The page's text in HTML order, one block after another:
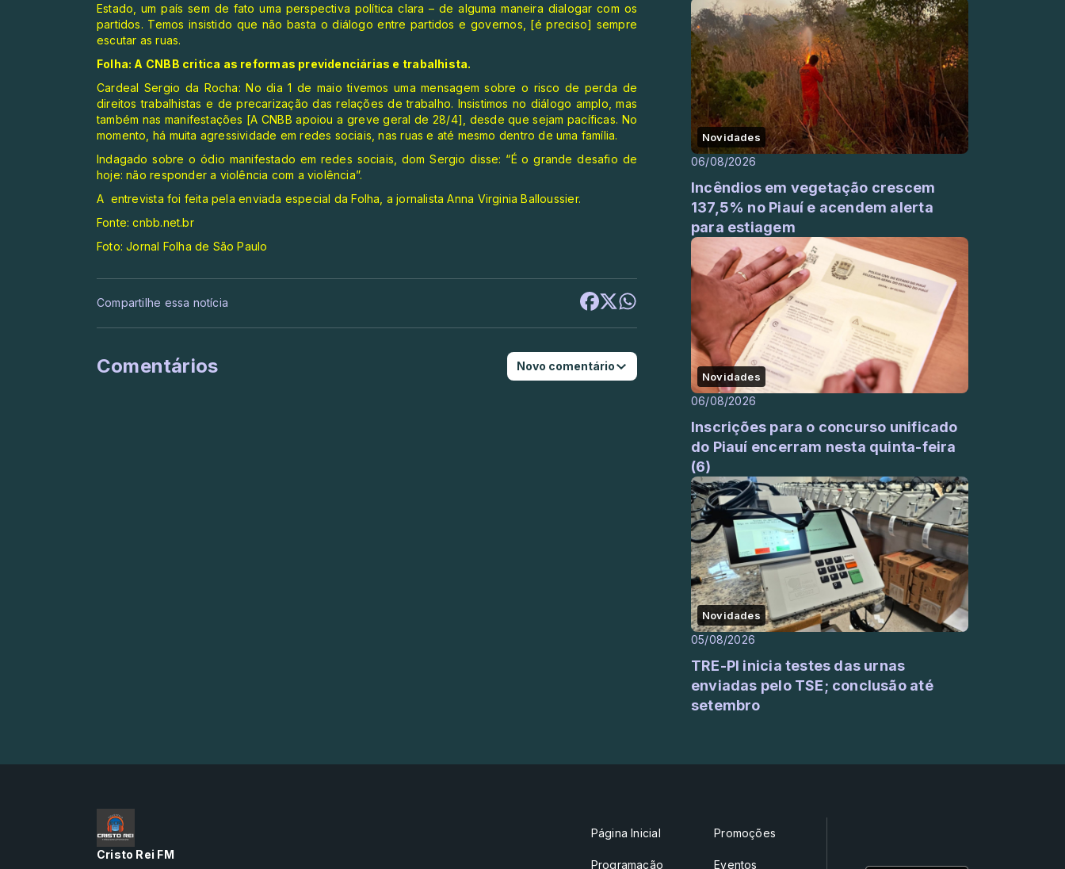
Estado, um país sem de fato uma perspectiva política clara – de alguma maneira dialogar com os
partidos. Temos insistido que não basta o diálogo entre partidos e governos, [é preciso] sempre
escutar as ruas.
Folha: A CNBB critica as reformas previdenciárias e trabalhista.
Cardeal Sergio da Rocha: No dia 1 de maio tivemos uma mensagem sobre o risco de perda de
direitos trabalhistas e de precarização das relações de trabalho. Insistimos no diálogo amplo, mas
também nas manifestações [A CNBB apoiou a greve geral de 28/4], desde que sejam pacíficas. No
momento, há muita agressividade em redes sociais, nas ruas e até mesmo dentro de uma família.
Indagado sobre o ódio manifestado em redes sociais, dom Sergio disse: “É o grande desafio de
hoje: não responder a violência com a violência”.
A entrevista foi feita pela enviada especial da Folha, a jornalista Anna Virginia Balloussier.
Fonte: cnbb.net.br
Foto: Jornal Folha de São Paulo
Compartilhe essa notícia
Comentários Novo comentário
Novidades
06/08/2026
Incêndios em vegetação crescem
137,5% no Piauí e acendem alerta
para estiagem
Novidades
06/08/2026
Inscrições para o concurso unificado
do Piauí encerram nesta quinta-feira
(6)
Novidades
05/08/2026
TRE-PI inicia testes das urnas
enviadas pelo TSE; conclusão até
setembro
Cristo Rei FM
Página Inicial
Programação
Promoções
Eventos